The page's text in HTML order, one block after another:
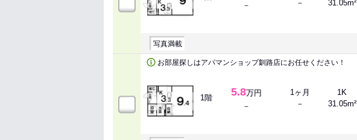
－
－
31.05m²
写真満載
お部屋探しはアパマンショップ釧路店にお任せください！
1階 5.8万円
－
1ヶ月
－
1K
31.05m²